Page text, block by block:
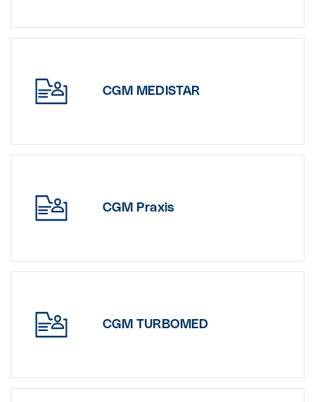
CGM MEDISTAR
CGM Praxis
CGM TURBOMED